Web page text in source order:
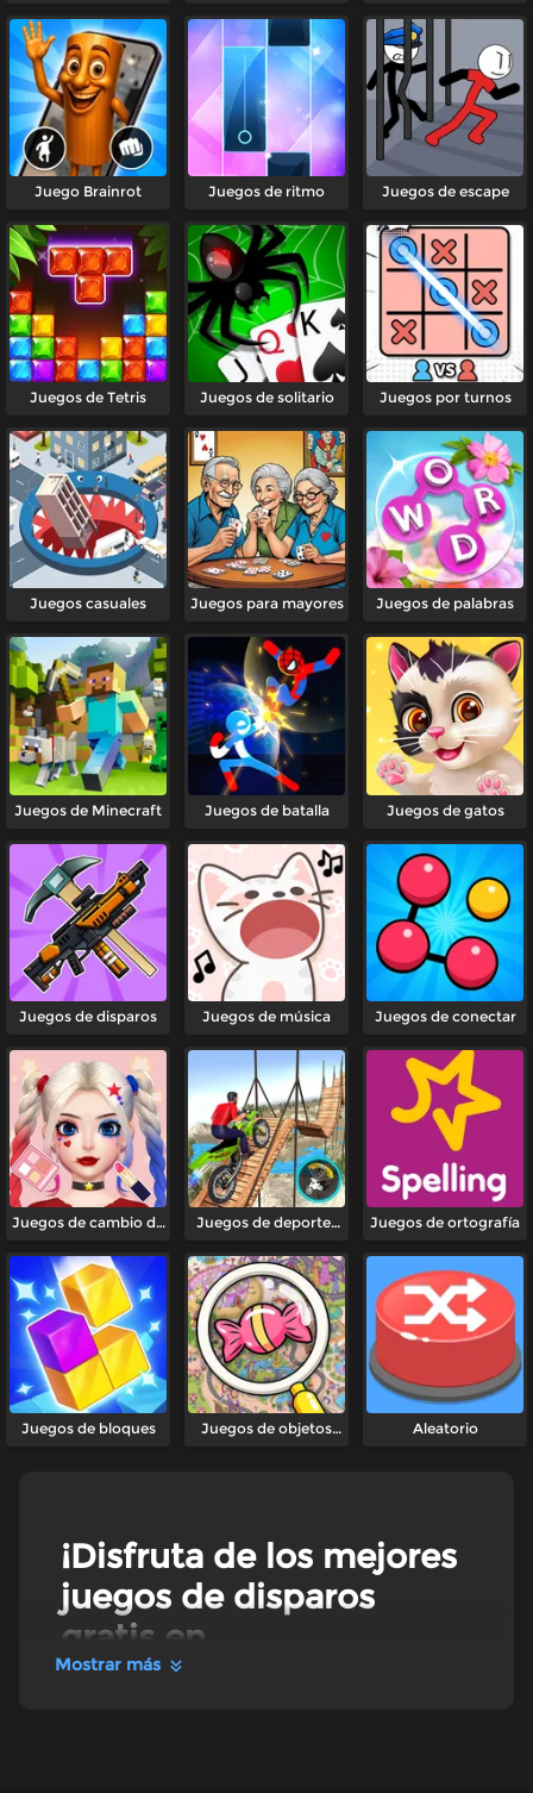
Juego Brainrot Juegos de ritmo Juegos de escape
Juegos de Tetris Juegos de solitario Juegos por turnos
Juegos casuales Juegos para mayores Juegos de palabras
Juegos de Minecraft Juegos de batalla Juegos de gatos
Juegos de disparos Juegos de música Juegos de conectar
Juegos de cambio de
Juegos de deportes
Juegos de ortografía
Juegos de bloques
Juegos de objetos
Aleatorio
¡Disfruta de los mejores
juegos de disparos
gratis en
Freegame.com!
Mostrar más